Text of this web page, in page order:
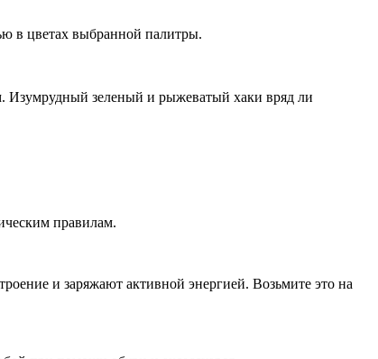
в цветах выбранной палитры.
Изумрудный зеленый и рыжеватый хаки вряд ли
правилам.
и заряжают активной энергией. Возьмите это на